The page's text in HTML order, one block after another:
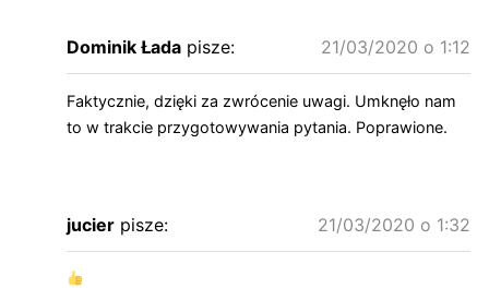
Dominik Łada pisze: 21/03/2020 o 1:12
Faktycznie, dzięki za zwrócenie uwagi. Umknęło nam
to w trakcie przygotowywania pytania. Poprawione.
jucier pisze: 21/03/2020 o 1:32